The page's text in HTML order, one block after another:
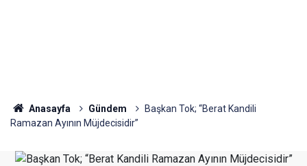
Anasayfa Gündem
Başkan Tok; “Berat Kandili
Ramazan Ayının Müjdecisidir”